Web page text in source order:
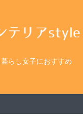
らし女子におすすめ